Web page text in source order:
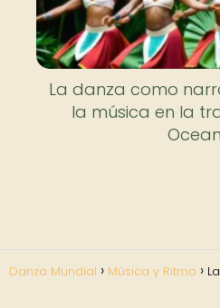
La danza como
la música en la
Danza Mundial Música y Ritmo